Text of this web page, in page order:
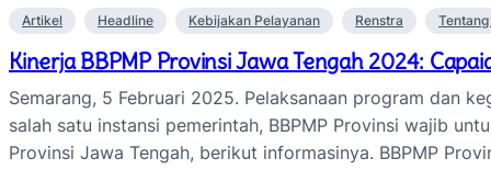
Artikel Headline Kebijakan Pelayanan Renstra
Kinerja BBPMP Provinsi Jawa Tengah 2024:
Semarang, 5 Februari 2025. Pelaksanaan program dan
salah satu instansi pemerintah, BBPMP Provinsi wajib
Provinsi Jawa Tengah, berikut informasinya. BBPMP